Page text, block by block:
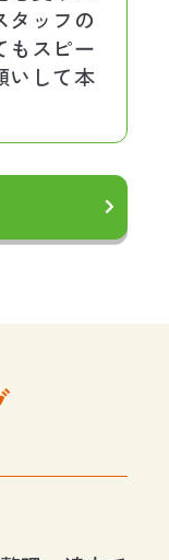
タッフの
もスピー
いして本